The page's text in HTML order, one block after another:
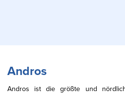
Andros
Andros ist die größte und